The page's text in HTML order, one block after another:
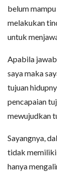
belum
melakukan
untuk
Apabila
saya maka
tujuan
pencapaian
mewujudkan
Sayangnya,
tidak memiliki
hanya